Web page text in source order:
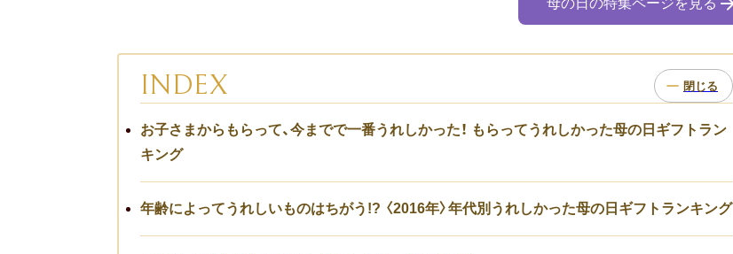
母の日の特集ページを見る
INDEX
お子さまからもらって、今までで一番うれしかった！ もらってうれしかった母の日ギフトラン
キング
年齢によってうれしいものはちがう!? 〈2016年〉年代別うれしかった母の日ギフトランキング